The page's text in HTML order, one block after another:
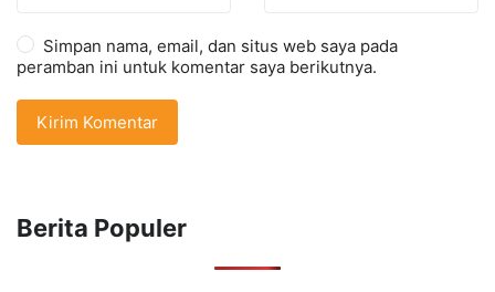
Simpan nama, email, dan situs web saya pada
peramban ini untuk komentar saya berikutnya.
Berita Populer